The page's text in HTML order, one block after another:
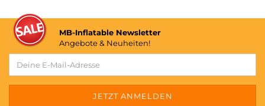
MB-Inflatable Newsletter
Angebote & Neuheiten!